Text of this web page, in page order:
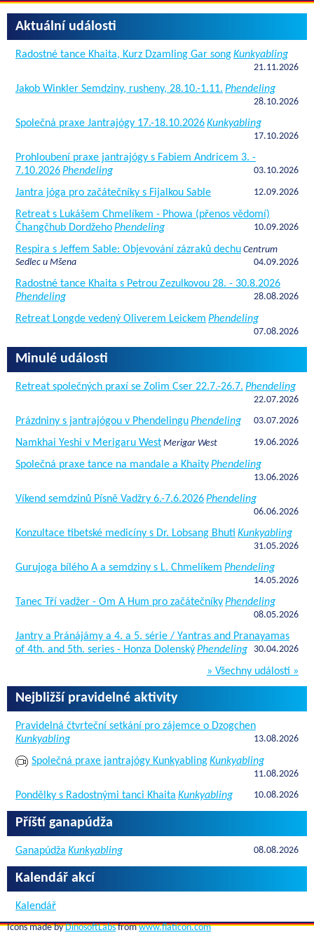
Aktuální události
Radostné tance Khaita, Kurz Dzamling Gar songKunkyabling
21.11.2026
Jakob Winkler Semdziny, rusheny, 28.10.-1.11. Phendeling
28.10.2026
Společná praxe Jantrajógy 17.-18.10.2026Kunkyabling
17.10.2026
Prohloubení praxe jantrajógy s Fabiem Andricem 3. -
7.10.2026Phendeling 03.10.2026
Jantra jóga pro začátečníky s Fijalkou Sable 12.09.2026
Retreat s Lukášem Chmelíkem - Phowa (přenos vědomí)
Čhangčhub DordžehoPhendeling 10.09.2026
Respira s Jeffem Sable: Objevování zázraků dechu Centrum
Sedlec u Mšena
04.09.2026
Radostné tance Khaita s Petrou Zezulkovou 28. - 30.8.2026
Phendeling
28.08.2026
Retreat Longde vedený Oliverem Leickem Phendeling
07.08.2026
Minulé události
Retreat společných praxí se Zolim Cser 22.7.-26.7. Phendeling
22.07.2026
Prázdniny s jantrajógou v PhendelinguPhendeling 03.07.2026
Namkhai Yeshi v Merigaru West Merigar West 19.06.2026
Společná praxe tance na mandale a KhaityPhendeling
13.06.2026
Víkend semdzinů Písně Vadžry 6.-7.6.2026Phendeling
06.06.2026
Konzultace tibetské medicíny s Dr. Lobsang Bhuti Kunkyabling
31.05.2026
Gurujoga bílého A a semdziny s L. Chmelíkem Phendeling
14.05.2026
Tanec Tří vadžer - Om A Hum pro začátečníkyPhendeling
08.05.2026
Jantry a Pránájámy a 4. a 5. série / Yantras and Pranayamas
of 4th. and 5th. series - Honza DolenskýPhendeling 30.04.2026
» Všechny události »
Nejbližší pravidelné aktivity
Pravidelná čtvrteční setkání pro zájemce o Dzogchen
Kunkyabling
13.08.2026
Společná praxe jantrajógy KunkyablingKunkyabling
11.08.2026
Pondělky s Radostnými tanci Khaita Kunkyabling 10.08.2026
Příští ganapúdža
Ganapúdža Kunkyabling 08.08.2026
Kalendář akcí
Kalendář
Icons made byDinosoftLabsfromwww.flaticon.com